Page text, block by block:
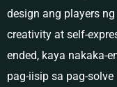
design ang players
creativity at self-
ended, kaya nakaka-
pag-iisip sa pag-